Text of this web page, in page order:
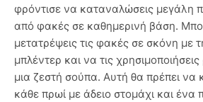
φρόντισε να καταναλώσεις μεγάλη
από φακές σε καθημερινή βάση.
μετατρέψεις τις φακές σε σκόνη με
μπλέντερ και να τις
μια ζεστή σούπα. Αυτή θα πρέπει να
κάθε πρωί με άδειο στομάχι και ένα